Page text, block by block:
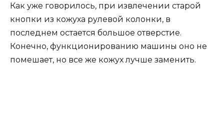
Как уже говорилось, при извлечении старой
кнопки из кожуха рулевой колонки, в
последнем остается большое отверстие.
Конечно, функционированию машины оно не
помешает, но все же кожух лучше заменить.